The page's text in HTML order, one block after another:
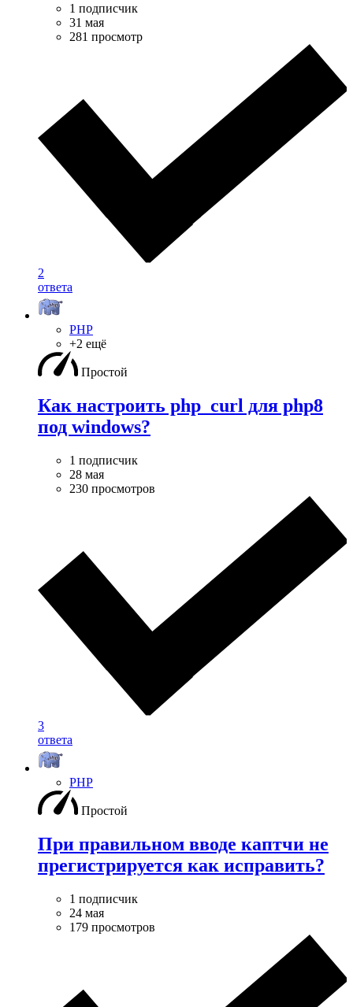
1 подписчик
31 мая
281 просмотр
2
ответа
PHP
+2 ещё
Простой
Как настроить php_curl для php8
под windows?
1 подписчик
28 мая
230 просмотров
3
ответа
PHP
Простой
При правильном вводе каптчи не
прегистрируется как исправить?
1 подписчик
24 мая
179 просмотров